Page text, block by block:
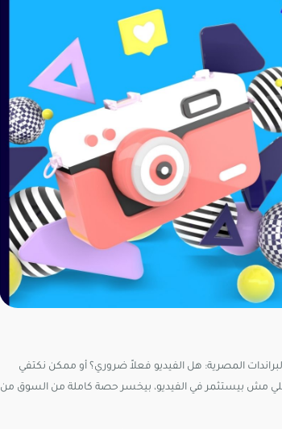
المصرية: هل الفيديو فعلاً ضروري؟ أو ممكن نكتفي
هي أرقام. وفي 2026، الأرقام بتقول إن البراند اللي مش بيستثمر في الفيديو، بيخسر حصة كاملة من السوق من